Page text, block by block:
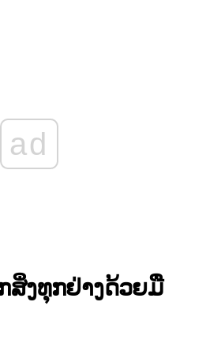
ad
ສິ່ງທຸກຢ່າງດ້ວຍມື